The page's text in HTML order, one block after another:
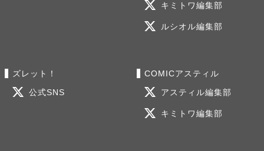
キミトワ編集部
ルシオル編集部
ズレット！
公式SNS
COMICアスティル
アスティル編集部
キミトワ編集部